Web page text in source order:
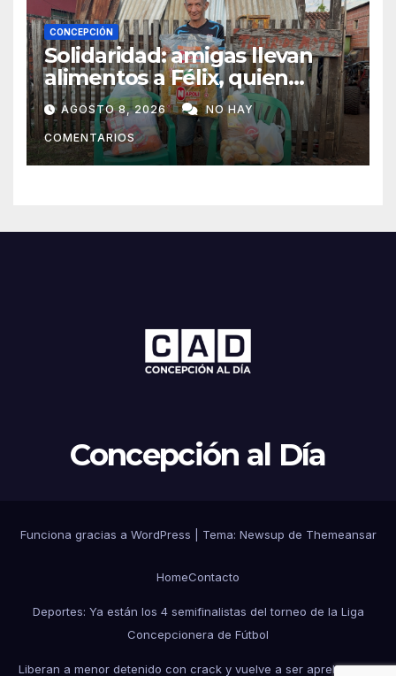
CONCEPCIÓN
Solidaridad: amigas llevan
alimentos a Félix, quien
ahora vende caramelos para
subsistir
AGOSTO 8, 2026 NO HAY
COMENTARIOS
Concepción al Día
Funciona gracias a WordPress Tema: Newsup de Themeansar
HomeContacto
Deportes: Ya están los 4 semifinalistas del torneo de la Liga
Concepcionera de Fútbol
Liberan a menor detenido con crack y vuelve a ser aprehendido